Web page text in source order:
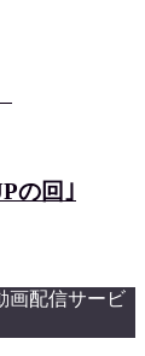
の回｣
画配信サービ